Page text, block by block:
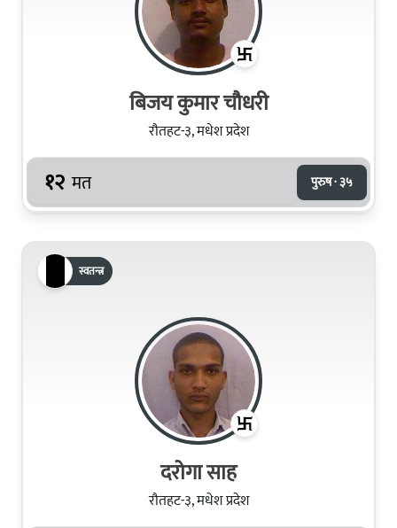
बिजय कुमार चौधरी
रौतहट-३, मधेश प्रदेश
१२ मत पुरुष · ३५
स्वतन्त्र
दरोगा साह
रौतहट-३, मधेश प्रदेश